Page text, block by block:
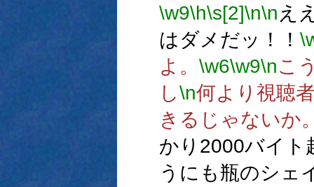
\w9\h\s[2]\n\n え
はダメだッ！！
よ。 \w6\w9\nこ
し\n何より視聴
きるじゃないか
かり2000バイト
うにも瓶のシェ